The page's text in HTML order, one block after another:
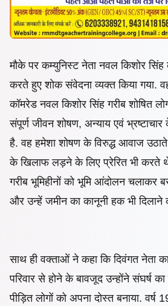
मौके पर कम्युनिस्ट नेता नवल किशोर
करते हुए शोक संवेदना व्यक्त किया गया.
कॉमरेड नवल किशोर सिंह गरीब शोषित
संपूर्ण जीवन शोषण, अन्याय एवं
है. वह हमेशा शोषण के विरुद्ध आवाज
के खिलाफ लड़ने के लिए प्रेरित भी करते
गरीब भूमिहीनों को भूमि आंदोलन चलाकर
और उन्हें जमीन का कानूनी हक भी दिलाने
साथ ही वक्ताओं ने कहा कि दिवंगत नेता
परिवार से होने के बावजूद उन्होंने संघर्ष
पीड़ित लोगों को अपना दोस्त बनाया. वर्ष